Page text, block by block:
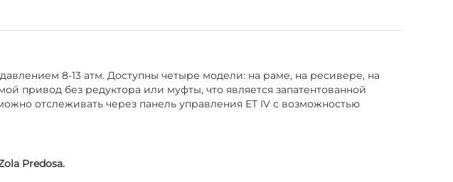
8-13 атм. Доступны четыре модели: на раме, на ресивере, на
привод без редуктора или муфты, что является запатентованной
отслеживать через панель управления ET IV с возможностью
Predosa.